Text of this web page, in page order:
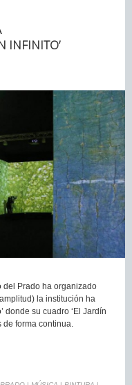
INFINITO’
del Prado ha organizado
la institución ha
donde su cuadro ‘El Jardín
de forma continua.